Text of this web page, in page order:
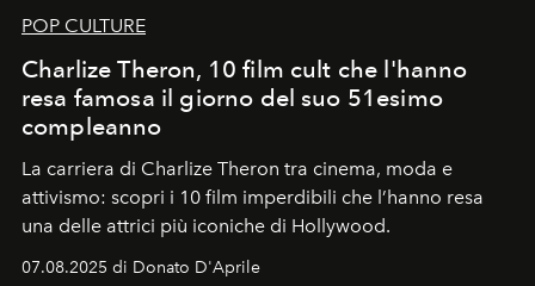
POP CULTURE
Charlize Theron, 10 film cult che l'hanno
resa famosa il giorno del suo 51esimo
compleanno
La carriera di Charlize Theron tra cinema, moda e
attivismo: scopri i 10 film imperdibili che l’hanno resa
una delle attrici più iconiche di Hollywood.
07.08.2025 di Donato D'Aprile